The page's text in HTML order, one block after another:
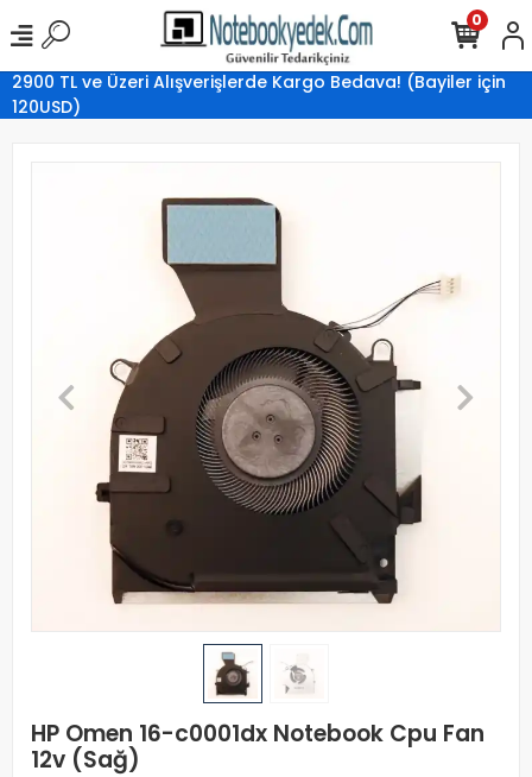
2900 TL ve Üzeri Alışverişlerde Kargo Bedava! (Bayiler için
120USD)
0
HP Omen 16-c0001dx Notebook Cpu Fan
12v (Sağ)